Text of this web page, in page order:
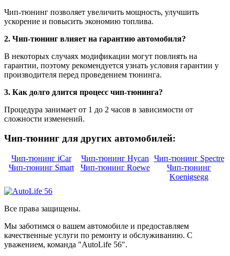
Чип-тюнинг позволяет увеличить мощность, улучшить
ускорение и повысить экономию топлива.
2. Чип-тюнинг влияет на гарантию автомобиля?
В некоторых случаях модификации могут повлиять на
гарантии, поэтому рекомендуется узнать условия гарантии у
производителя перед проведением тюнинга.
3. Как долго длится процесс чип-тюнинга?
Процедура занимает от 1 до 2 часов в зависимости от
сложности изменений.
Чип-тюнинг для других автомобилей:
Чип-тюнинг iCar Чип-тюнинг Hycan
Чип-тюнинг Spectre
Чип-тюнинг Smart
Чип-тюнинг Roewe
Чип-тюнинг
Koenigsegg
Все права защищены.
Мы заботимся о вашем автомобиле и предоставляем
качественные услуги по ремонту и обслуживанию. С
уважением, команда "AutoLife 56".